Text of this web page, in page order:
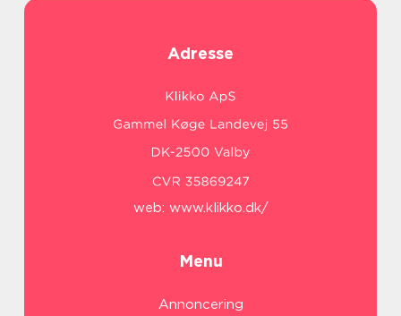
Adresse
web: www.klikko.dk/
Menu
Annoncering